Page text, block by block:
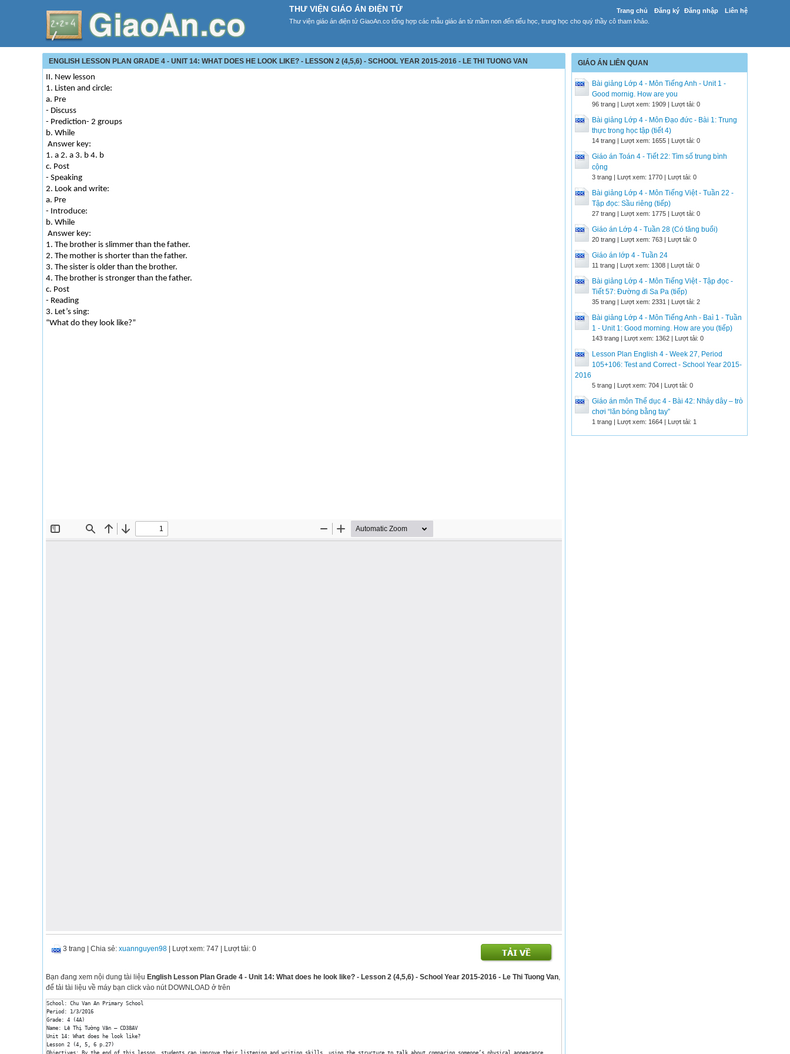
Trang chủ Đăng ký Đăng nhập Liên hệ
THƯ VIỆN GIÁO ÁN ĐIỆN TỬ
Thư viện giáo án điện tử GiaoAn.co tổng hợp các mẫu giáo án từ mầm non đến tiểu học, trung học cho quý thầy cô tham khảo.
ENGLISH LESSON PLAN GRADE 4 - UNIT 14: WHAT DOES HE LOOK LIKE? - LESSON 2 (4,5,6) - SCHOOL YEAR 2015-2016 - LE THI TUONG VAN
II. New lesson
1. Listen and circle:
a. Pre
- Discuss
- Prediction- 2 groups
b. While
Answer key:
1. a 2. a 3. b 4. b
c. Post
- Speaking
2. Look and write:
a. Pre
- Introduce:
b. While
Answer key:
1. The brother is slimmer than the father.
2. The mother is shorter than the father.
3. The sister is older than the brother.
4. The brother is stronger than the father.
c. Post
- Reading
3. Let’s sing:
“What do they look like?”
3 trang Chia sẻ: xuannguyen98 | Lượt xem: 747 | Lượt tải: 0
Bạn đang xem nội dung tài liệu English Lesson Plan Grade 4 - Unit 14: What does he look like? - Lesson 2 (4,5,6) - School Year 2015-2016 - Le Thi Tuong Van,
để tải tài liệu về máy bạn click vào nút DOWNLOAD ở trên
School: Chu Van An Primary School
Period: 1/3/2016
Grade: 4 (4A)
Name: Lê Thị Tường Vân – CD38AV
Unit 14: What does he look like?
Lesson 2 (4, 5, 6 p.27)
Objectives: By the end of this lesson, students can improve their listening and writing skills, using the structure to talk about comparing someone’s physical appearance.
GIÁO ÁN LIÊN QUAN
Bài giảng Lớp 4 - Môn Tiếng Anh - Unit 1 -
Good mornig. How are you
96 trang | Lượt xem: 1909 | Lượt tải: 0
Bài giảng Lớp 4 - Môn Đạo đức - Bài 1: Trung
thực trong học tập (tiết 4)
14 trang | Lượt xem: 1655 | Lượt tải: 0
Giáo án Toán 4 - Tiết 22: Tìm số trung bình
cộng
3 trang | Lượt xem: 1770 | Lượt tải: 0
Bài giảng Lớp 4 - Môn Tiếng Việt - Tuần 22 -
Tập đọc: Sầu riêng (tiếp)
27 trang | Lượt xem: 1775 | Lượt tải: 0
Giáo án Lớp 4 - Tuần 28 (Có tăng buổi)
20 trang | Lượt xem: 763 | Lượt tải: 0
Giáo án lớp 4 - Tuần 24
11 trang | Lượt xem: 1308 | Lượt tải: 0
Bài giảng Lớp 4 - Môn Tiếng Việt - Tập đọc -
Tiết 57: Đường đi Sa Pa (tiếp)
35 trang | Lượt xem: 2331 | Lượt tải: 2
Bài giảng Lớp 4 - Môn Tiếng Anh - Baì 1 - Tuần
1 - Unit 1: Good morning. How are you (tiếp)
143 trang | Lượt xem: 1362 | Lượt tải: 0
Lesson Plan English 4 - Week 27, Period
105+106: Test and Correct - School Year 2015-
2016
5 trang | Lượt xem: 704 | Lượt tải: 0
Giáo án môn Thể dục 4 - Bài 42: Nhảy dây – trò
chơi “lăn bóng bằng tay”
1 trang | Lượt xem: 1664 | Lượt tải: 1